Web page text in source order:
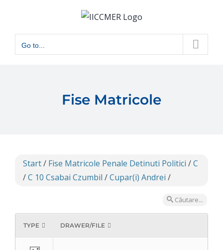
content
Go to...
Fise Matricole
Start/ Fise Matricole Penale Detinuti Politici /C
/C 10 Csabai Czumbil /Cupar(i) Andrei /
Căutare...
TYPE DRAWER/FILE